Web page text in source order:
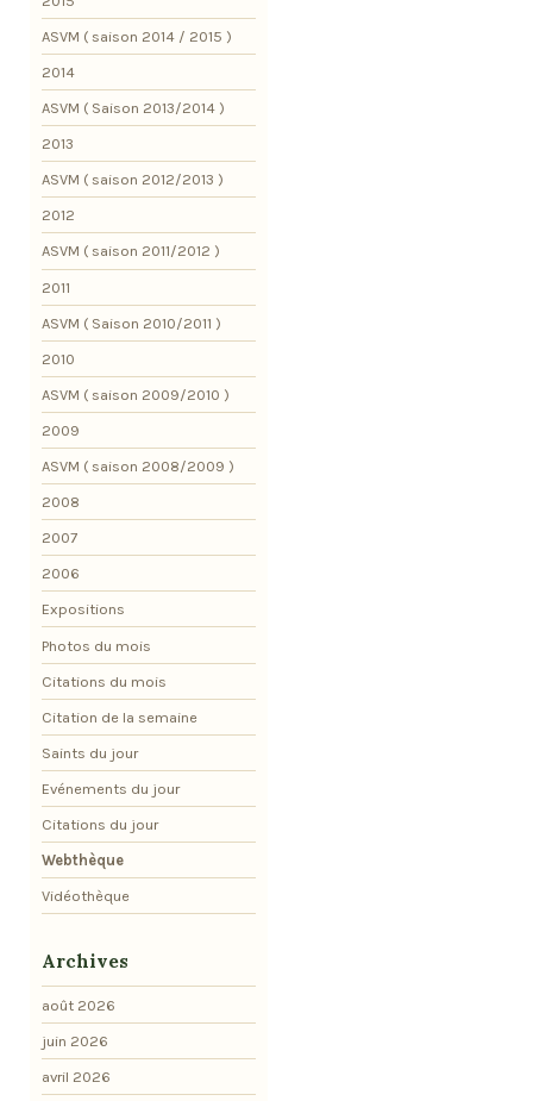
ASVM ( saison 2014 / 2015 )
2014
ASVM ( Saison 2013/2014 )
2013
ASVM ( saison 2012/2013 )
2012
ASVM ( saison 2011/2012 )
2011
ASVM ( Saison 2010/2011 )
2010
ASVM ( saison 2009/2010 )
2009
ASVM ( saison 2008/2009 )
2008
2007
2006
Expositions
Photos du mois
Citations du mois
Citation de la semaine
Saints du jour
Evénements du jour
Citations du jour
Webthèque
Vidéothèque
Archives
août 2026
juin 2026
avril 2026